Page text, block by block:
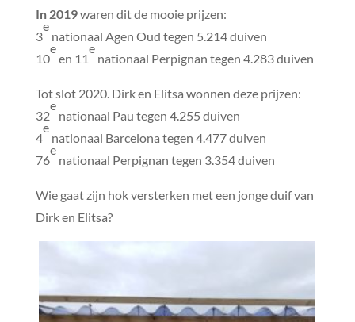
In 2019waren dit de mooie prijzen:
3
e
nationaal Agen Oud tegen 5.214 duiven
10
e
en 11
e
nationaal Perpignan tegen 4.283 duiven
Tot slot 2020. Dirk en Elitsa wonnen deze prijzen:
32
e
nationaal Pau tegen 4.255 duiven
4
e
nationaal Barcelona tegen 4.477 duiven
76
e
nationaal Perpignan tegen 3.354 duiven
Wie gaat zijn hok versterken met een jonge duif van
Dirk en Elitsa?